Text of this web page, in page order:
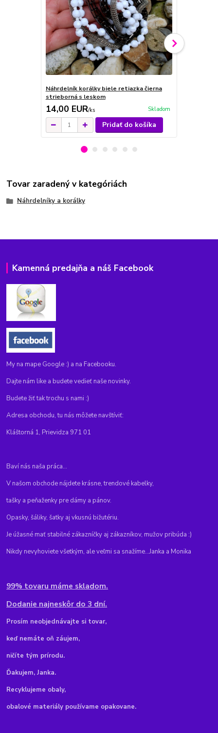
Náhrdelník korálky biele retiazka čierna
strieborná s leskom
14,00 EUR/ks Skladom
Pridať do košíka
Tovar zaradený v kategóriách
Náhrdelníky a korálky
Kamenná predajňa a náš Facebook
My na mape Google :) a na Facebooku.
Dajte nám like a budete vedieť naše novinky.
Budete žiť tak trochu s nami :)
Adresa obchodu, tu nás môžete navštíviť:
Kláštorná 1, Prievidza 971 01
Baví nás naša práca...
V našom obchode nájdete krásne, trendové kabelky,
tašky a peňaženky pre dámy a pánov.
Opasky, šáliky, šatky aj vkusnú bižutériu.
Je úžasné mať stabilné zákazníčky aj zákazníkov, mužov pribúda :)
Nikdy nevyhoviete všetkým, ale veľmi sa snažíme...Janka a Monika
99% tovaru máme skladom.
Dodanie najneskôr do 3 dní.
Prosím neobjednávajte si tovar,
keď nemáte oň záujem,
ničíte tým prírodu.
Ďakujem, Janka.
Recyklujeme obaly,
obalové materiály používame opakovane.